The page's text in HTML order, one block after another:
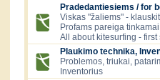
Pradedantiesiems / for
Viskas "žaliems" -
Profams pareiga
All about kitesurfing - first
Plaukimo technika,
Problemos, triukai,
Inventorius